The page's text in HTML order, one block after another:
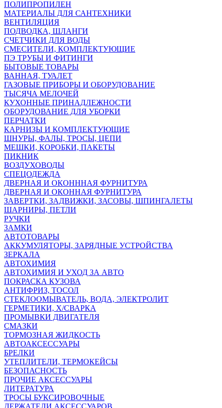
ПОЛИПРОПИЛЕН
МАТЕРИАЛЫ ДЛЯ САНТЕХНИКИ
ВЕНТИЛЯЦИЯ
ПОДВОДКА, ШЛАНГИ
СЧЕТЧИКИ ДЛЯ ВОДЫ
СМЕСИТЕЛИ, КОМПЛЕКТУЮЩИЕ
ПЭ ТРУБЫ И ФИТИНГИ
БЫТОВЫЕ ТОВАРЫ
ВАННАЯ, ТУАЛЕТ
ГАЗОВЫЕ ПРИБОРЫ И ОБОРУДОВАНИЕ
ТЫСЯЧА МЕЛОЧЕЙ
КУХОННЫЕ ПРИНАДЛЕЖНОСТИ
ОБОРУДОВАНИЕ ДЛЯ УБОРКИ
ПЕРЧАТКИ
КАРНИЗЫ И КОМПЛЕКТУЮЩИЕ
ШНУРЫ, ФАЛЫ, ТРОСЫ, ЦЕПИ
МЕШКИ, КОРОБКИ, ПАКЕТЫ
ПИКНИК
ВОЗДУХОВОДЫ
СПЕЦОДЕЖДА
ДВЕРНАЯ И ОКОНННАЯ ФУРНИТУРА
ДВЕРНАЯ И ОКОННАЯ ФУРНИТУРА
ЗАВЕРТКИ, ЗАДВИЖКИ, ЗАСОВЫ, ШПИНГАЛЕТЫ
ШАРНИРЫ, ПЕТЛИ
РУЧКИ
ЗАМКИ
АВТОТОВАРЫ
АККУМУЛЯТОРЫ, ЗАРЯДНЫЕ УСТРОЙСТВА
ЗЕРКАЛА
АВТОХИМИЯ
АВТОХИМИЯ И УХОД ЗА АВТО
ПОКРАСКА КУЗОВА
АНТИФРИЗ, ТОСОЛ
СТЕКЛООМЫВАТЕЛЬ, ВОДА, ЭЛЕКТРОЛИТ
ГЕРМЕТИКИ, Х/СВАРКА
ПРОМЫВКИ ДВИГАТЕЛЯ
СМАЗКИ
ТОРМОЗНАЯ ЖИДКОСТЬ
АВТОАКСЕССУАРЫ
БРЕЛКИ
УТЕПЛИТЕЛИ, ТЕРМОКЕЙСЫ
БЕЗОПАСНОСТЬ
ПРОЧИЕ АКСЕССУАРЫ
ЛИТЕРАТУРА
ТРОСЫ БУКСИРОВОЧНЫЕ
ДЕРЖАТЕЛИ АКСЕССУАРОВ